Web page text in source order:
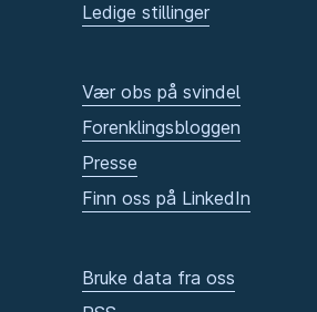
Ledige stillinger
Vær obs på svindel
Forenklingsbloggen
Presse
Finn oss på LinkedIn
Bruke data fra oss